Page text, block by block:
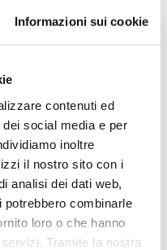
Informazioni sui cookie
contenuti ed
social media e per
inoltre
il nostro sito con i
analisi dei dati web,
potrebbero combinarle
loro o che hanno
Tramite la nostra